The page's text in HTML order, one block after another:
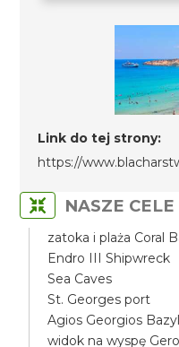
Link do tej strony:
https://
NASZE CELE
zatoka i plaża Coral
Endro III Shipwreck
Sea Caves
St. Georges port
Agios Georgios
widok na wyspę